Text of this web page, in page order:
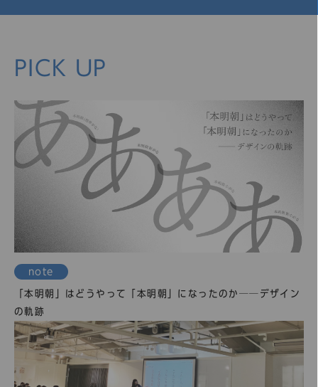
PICK UP
note
「本明朝」はどうやって「本明朝」になったのか──デザイン
の軌跡